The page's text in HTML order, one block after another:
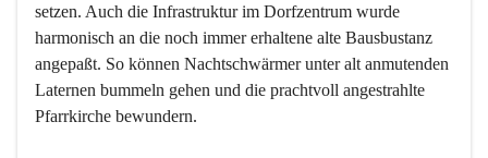
setzen. Auch die Infrastruktur im Dorfzentrum wurde
harmonisch an die noch immer erhaltene alte Bausbustanz
angepaßt. So können Nachtschwärmer unter alt anmutenden
Laternen bummeln gehen und die prachtvoll angestrahlte
Pfarrkirche bewundern.